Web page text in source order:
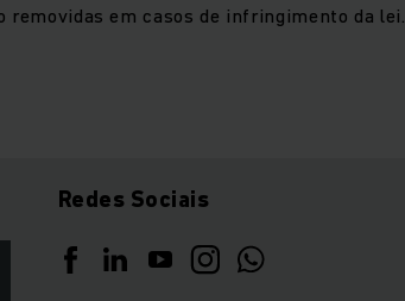
removidas em casos de infringimento da lei.
Redes Sociais